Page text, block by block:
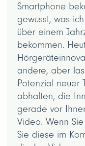
Smartphone
gewusst, was
über einem
bekommen.
andere, aber
Potenzial neuer
abhalten, die
gerade vor
Video. Wenn
Sie diese im